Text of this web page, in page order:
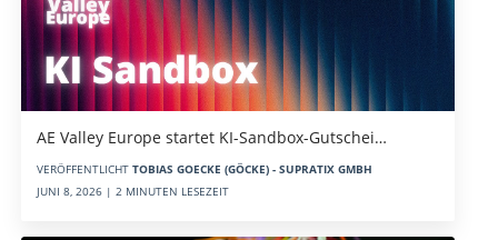
AE Valley Europe startet KI-Sandbox-Gutschei…
VERÖFFENTLICHT TOBIAS GOECKE (GÖCKE) - SUPRATIX GMBH
JUNI 8, 2026 | 2 MINUTEN LESEZEIT